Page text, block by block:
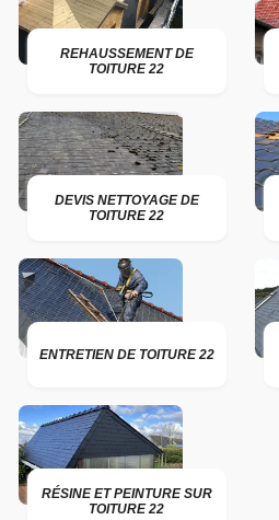
REHAUSSEMENT DE
TOITURE 22
DEVIS NETTOYAGE DE
TOITURE 22
ENTRETIEN DE TOITURE 22
RÉSINE ET PEINTURE SUR
TOITURE 22